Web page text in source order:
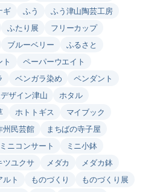
ギ ふう
ふう津山陶芸工房
ふたり展
フリーカップ
ブルーベリー
ふるさと
ペーパーウエイト
ベンガラ染め
ペンダント
ザイン津山
ホタル
ホトトギス
マイブック
州民芸館
まちばの寺子屋
ミニコンサート
ミニ小鉢
ツユクサ メダカ
メダカ鉢
ト ものづくり
ものづくり展